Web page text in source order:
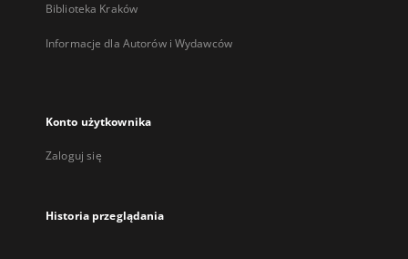
Biblioteka Kraków
Informacje dla Autorów i Wydawców
Konto użytkownika
Zaloguj się
Historia przeglądania